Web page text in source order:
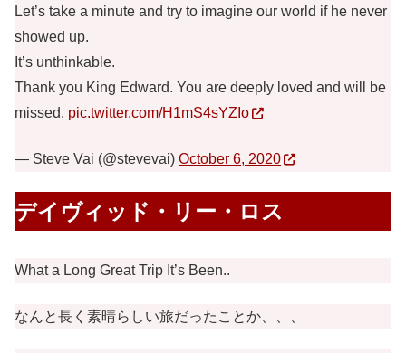
Let’s take a minute and try to imagine our world if he never
showed up.
It’s unthinkable.
Thank you King Edward. You are deeply loved and will be
missed. pic.twitter.com/H1mS4sYZIo
— Steve Vai (@stevevai) October 6, 2020
デイヴィッド・リー・ロス
What a Long Great Trip It’s Been..
なんと長く素晴らしい旅だったことか、、、